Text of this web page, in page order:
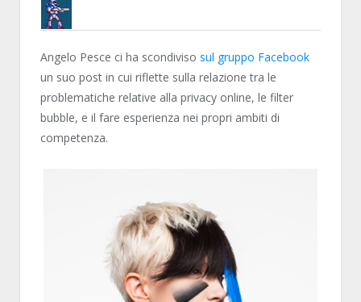
BRUNOB
Angelo Pesce ci ha scondiviso sul gruppo Facebook
un suo post in cui riflette sulla relazione tra le
problematiche relative alla privacy online, le filter
bubble, e il fare esperienza nei propri ambiti di
competenza.